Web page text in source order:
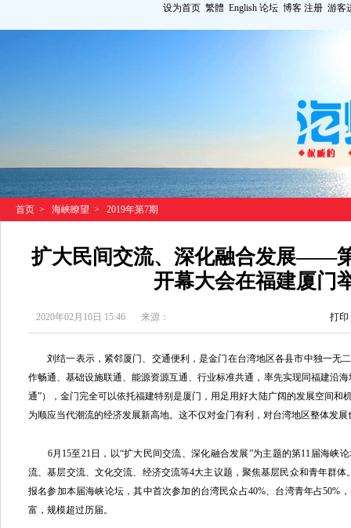
设为首页 繁體 English 论坛 博客 注册 游客
首页 > 海峡瞭望 > 2019年第7期
扩大民间交流、深化融合发展——
开幕大会在福建厦门
2020年02月10日 15:46 来源： 打印
刘结一表示，紧邻厦门、交通便利，是金门在台湾地区各县市中独一无
作畅通、基础设施联通、能源资源互通、行业标准共通，率先实现同福建沿
通”），金门完全可以依托福建特别是厦门，用足用好大陆广阔的发展空间和
为顺应当代潮流的经济发展新高地。这不仅对金门有利，对台湾地区整体发展
6月15至21日，以“扩大民间交流、深化融合发展”为主题的第11届海峡
流、基层交流、文化交流、经济交流等4大主议题，聚焦基层民众和青年群体
报名参加本届海峡论坛，其中首次参加的台湾民众占40%、台湾青年占50%
富，规模超过历届。